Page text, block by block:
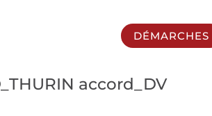
DÉMARCHES
accord_DV